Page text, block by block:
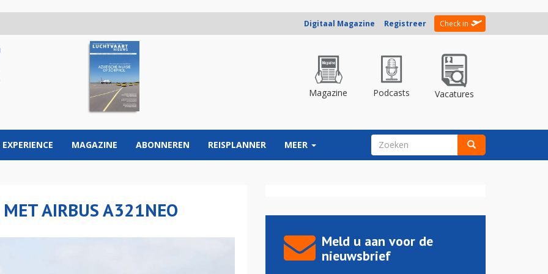
Digitaal Magazine Registreer Check in
Magazine Podcasts Vacatures
EXPERIENCE MAGAZINE ABONNEREN REISPLANNER MEER ZOEKVELD
AIRBUS A321NEO
Meld u aan voor de
nieuwsbrief